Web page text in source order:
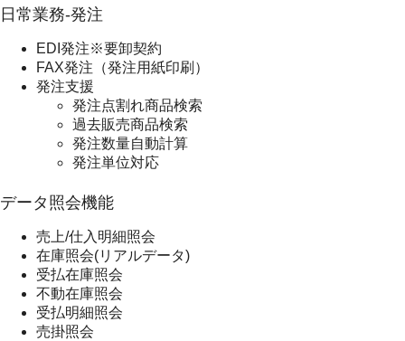
日常業務-発注
EDI発注※要卸契約
FAX発注（発注用紙印刷）
発注支援
発注点割れ商品検索
過去販売商品検索
発注数量自動計算
発注単位対応
データ照会機能
売上/仕入明細照会
在庫照会(リアルデータ)
受払在庫照会
不動在庫照会
受払明細照会
売掛照会